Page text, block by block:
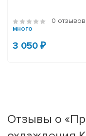
0 отзывов
много
3 050 ₽
Отзывы о